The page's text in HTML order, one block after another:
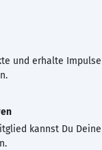
und erhalte
kannst Du Deine